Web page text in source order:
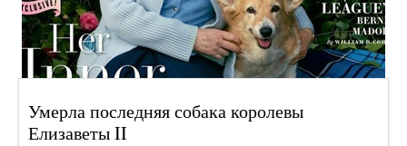
Умерла последняя собака королевы
Елизаветы II